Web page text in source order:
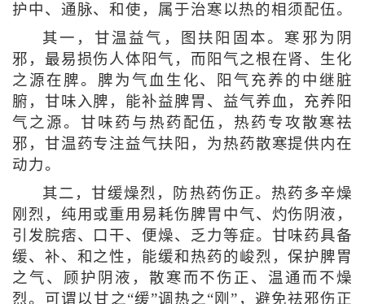
护中、通脉、和使，属于治寒以热的相须配伍。
其一，甘温益气，图扶阳固本。寒邪为阴
邪，最易损伤人体阳气，而阳气之根在肾、生化
之源在脾。脾为气血生化、阳气充养的中继脏
腑，甘味入脾，能补益脾胃、益气养血，充养阳
气之源。甘味药与热药配伍，热药专攻散寒祛
邪，甘温药专注益气扶阳，为热药散寒提供内在
动力。
其二，甘缓燥烈，防热药伤正。热药多辛燥
刚烈，纯用或重用易耗伤脾胃中气、灼伤阴液，
引发脘痞、口干、便燥、乏力等症。甘味药具备
缓、补、和之性，能缓和热药的峻烈，保护脾胃
之气、顾护阴液，散寒而不伤正、温通而不燥
烈。可谓以甘之“缓”调热之“刚”，避免祛邪伤正